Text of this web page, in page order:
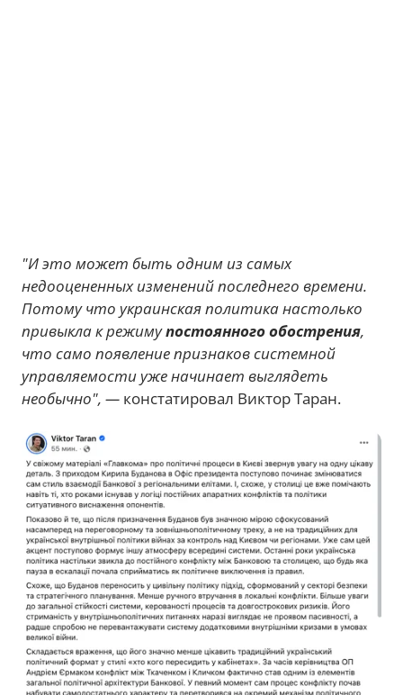
"И это может быть одним из самых
недооцененных изменений последнего времени.
Потому что украинская политика настолько
привыкла к режимупостоянного обострения,
что само появление признаков системной
управляемости уже начинает выглядеть
необычно", — констатировал Виктор Таран.